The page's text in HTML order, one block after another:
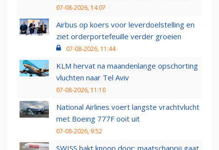
07-08-2026, 14:07
Airbus op koers voor leverdoelstelling en
ziet orderportefeuille verder groeien
07-08-2026, 11:44
KLM hervat na maandenlange opschorting
vluchten naar Tel Aviv
07-08-2026, 11:10
National Airlines voert langste vrachtvlucht
met Boeing 777F ooit uit
07-08-2026, 9:52